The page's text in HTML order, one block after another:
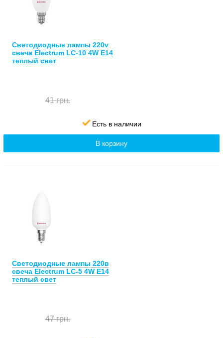
Светодиодные лампы 220v
свеча Electrum LC-10 4W E14
теплый свет
41 грн.
Есть в наличии
В корзину
Светодиодные лампы 220в
свеча Electrum LC-5 4W E14
теплый свет
47 грн.